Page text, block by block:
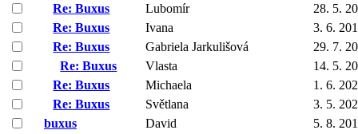
Re: Buxus
Lubomír
28. 5.
Re: Buxus
Ivana
3. 6.
Re: Buxus
Gabriela Jarkulišová
29. 7.
Re: Buxus
Vlasta
14. 5.
Re: Buxus
Michaela
1. 6.
Re: Buxus
Světlana
3. 5.
buxus
David
5. 8.